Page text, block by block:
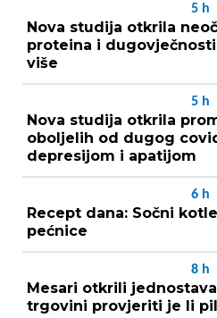
5 h
Nova studija otkrila
proteina i
više
5 h
Nova studija otkrila
oboljelih od dugog
depresijom i apatijom
6 h
Recept dana: Sočni
pećnice
8 h
Mesari otkrili
trgovini provjeriti je li